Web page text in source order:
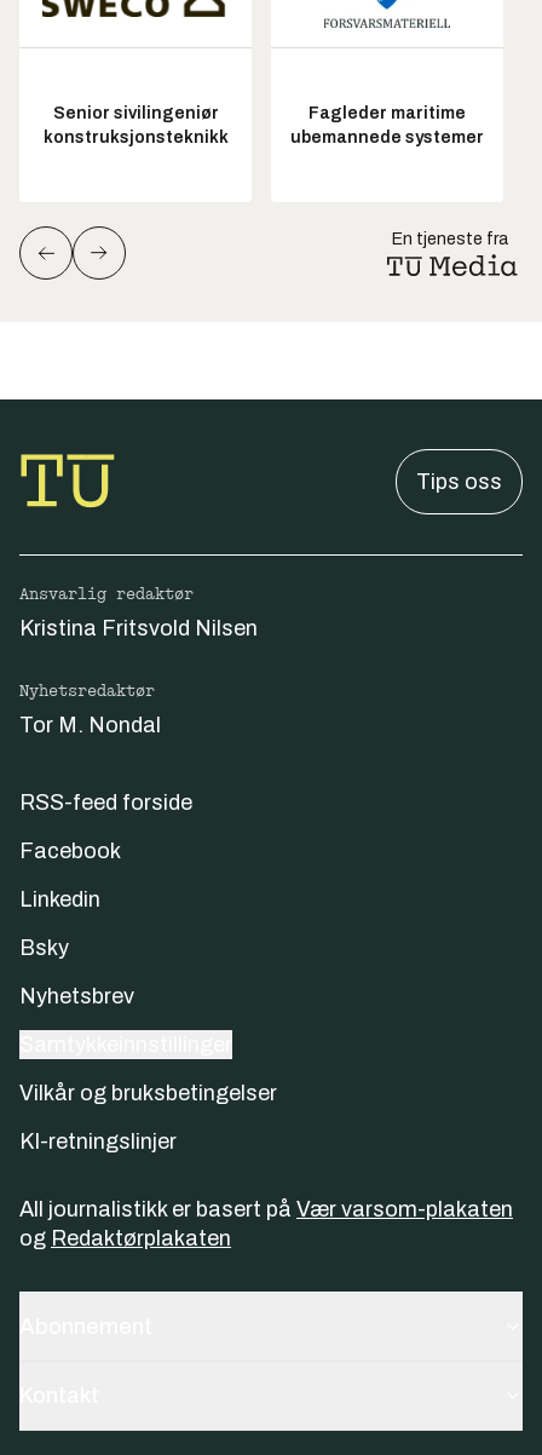
Senior sivilingeniør
konstruksjonsteknikk
Fagleder maritime
ubemannede systemer
En tjeneste fra
Tips oss
Ansvarlig redaktør
Kristina Fritsvold Nilsen
Nyhetsredaktør
Tor M. Nondal
RSS-feed forside
Facebook
Linkedin
Bsky
Nyhetsbrev
Vilkår og bruksbetingelser
KI-retningslinjer
All journalistikk er basert på Vær varsom-plakaten
og Redaktørplakaten